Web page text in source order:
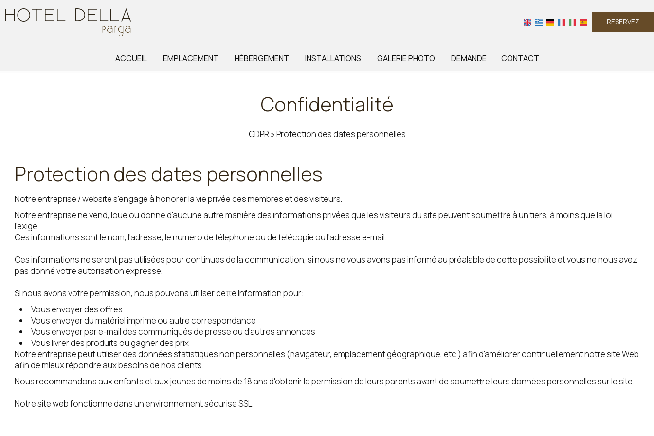
RESERVEZ
ACCUEIL EMPLACEMENT HÉBERGEMENT INSTALLATIONS GALERIE PHOTO DEMANDE CONTACT
Confidentialité
GDPR » Protection des dates personnelles
Protection des dates personnelles
Notre entreprise / website s'engage à honorer la vie privée des membres et des visiteurs.
Notre entreprise ne vend, loue ou donne d'aucune autre manière des informations privées que les visiteurs du site peuvent soumettre à un tiers, à moins que la loi
l'exige.
Ces informations sont le nom, l'adresse, le numéro de téléphone ou de télécopie ou l'adresse e-mail.
Ces informations ne seront pas utilisées pour continues de la communication, si nous ne vous avons pas informé au préalable de cette possibilité et vous ne nous avez
pas donné votre autorisation expresse.
Si nous avons votre permission, nous pouvons utiliser cette information pour:
Vous envoyer des offres
Vous envoyer du matériel imprimé ou autre correspondance
Vous envoyer par e-mail des communiqués de presse ou d'autres annonces
Vous livrer des produits ou gagner des prix
Notre entreprise peut utiliser des données statistiques non personnelles (navigateur, emplacement géographique, etc.) afin d'améliorer continuellement notre site Web
afin de mieux répondre aux besoins de nos clients.
Nous recommandons aux enfants et aux jeunes de moins de 18 ans d'obtenir la permission de leurs parents avant de soumettre leurs données personnelles sur le site.
Notre site web fonctionne dans un environnement sécurisé SSL.